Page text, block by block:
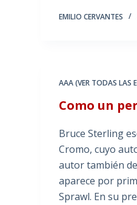
EMILIO CERVANTES
AAA (VER TODAS LAS
Como un
Bruce Sterling
Cromo, cuyo
autor también
aparece por
Sprawl. En su